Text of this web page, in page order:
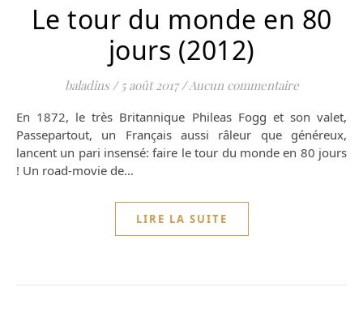
Le tour du monde en 80
jours (2012)
baladins / 5 août 2017 / Aucun commentaire
En 1872, le très Britannique Phileas Fogg et son valet,
Passepartout, un Français aussi râleur que généreux,
lancent un pari insensé: faire le tour du monde en 80 jours
! Un road-movie de…
LIRE LA SUITE